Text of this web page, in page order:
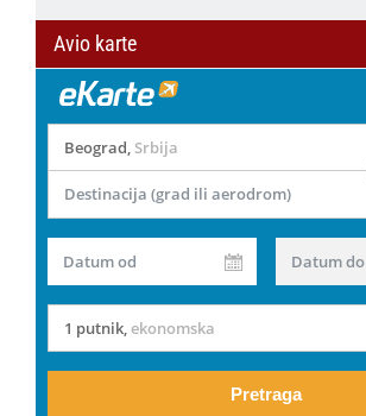
Avio karte
Beograd, Srbija
Destinacija (grad ili aerodrom)
Datum od Datum do
1 putnik,ekonomska
Pretraga